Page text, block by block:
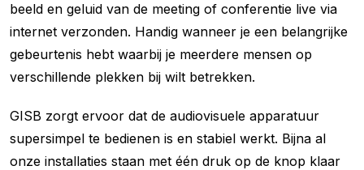
beeld en geluid van de meeting of conferentie live via
internet verzonden. Handig wanneer je een belangrijke
gebeurtenis hebt waarbij je meerdere mensen op
verschillende plekken bij wilt betrekken.
GISB zorgt ervoor dat de audiovisuele apparatuur
supersimpel te bedienen is en stabiel werkt. Bijna al
onze installaties staan met één druk op de knop klaar